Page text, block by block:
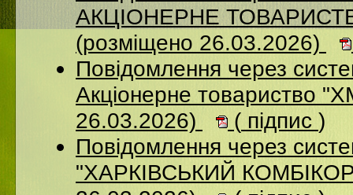
АКЦІОНЕРНЕ
(розміщено 26.03.2026)
Повідомлення через
Акціонерне
26.03.2026)
( підпис )
Повідомлення через
"ХАРКІВСЬКИЙ